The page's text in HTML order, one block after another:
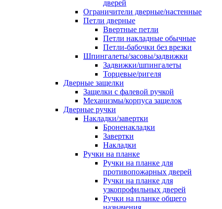
дверей
Ограничители дверные/настенные
Петли дверные
Ввертные петли
Петли накладные обычные
Петли-бабочки без врезки
Шпингалеты/засовы/задвижки
Задвижки/шпингалеты
Торцевые/ригеля
Дверные защелки
Защелки с фалевой ручкой
Механизмы/корпуса защелок
Дверные ручки
Накладки/завертки
Броненакладки
Завертки
Накладки
Ручки на планке
Ручки на планке для
противопожарных дверей
Ручки на планке для
узкопрофильных дверей
Ручки на планке общего